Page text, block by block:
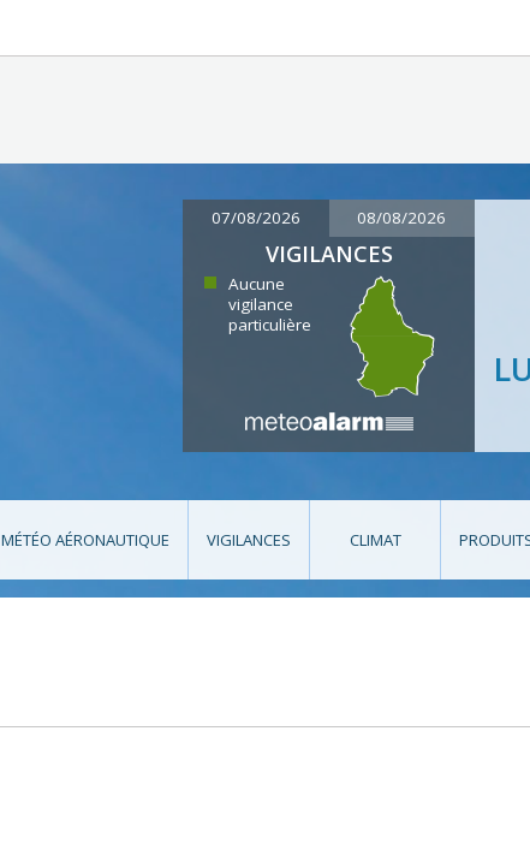
07/08/2026 08/08/2026
VIGILANCES
Aucune
vigilance
particulière
MÉTÉO AÉRONAUTIQUE VIGILANCES CLIMAT